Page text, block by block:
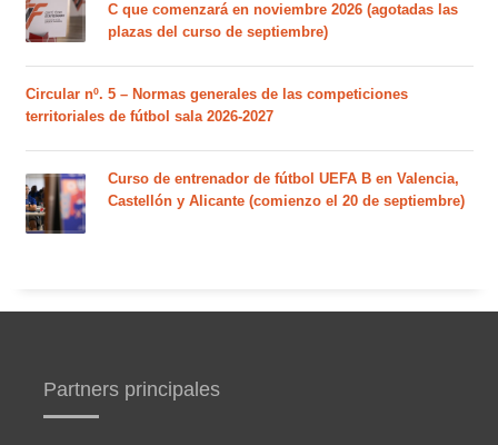
C que comenzará en noviembre 2026 (agotadas las
plazas del curso de septiembre)
Circular nº. 5 – Normas generales de las competiciones
territoriales de fútbol sala 2026-2027
Curso de entrenador de fútbol UEFA B en Valencia,
Castellón y Alicante (comienzo el 20 de septiembre)
Partners principales